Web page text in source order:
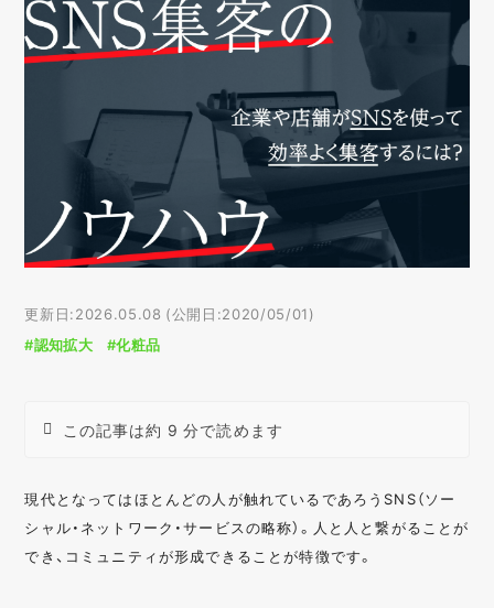
更新日:2026.05.08 (公開日:2020/05/01)
#認知拡大
#化粧品
この記事は約 9 分で読めます
現代となってはほとんどの人が触れているであろうSNS（ソー
シャル・ネットワーク・サービスの略称）。人と人と繋がることが
でき、コミュニティが形成できることが特徴です。